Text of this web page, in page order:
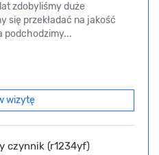
zdobyliśmy duże
się przekładać na jakość
podchodzimy...
wizytę
czynnik (r1234yf)